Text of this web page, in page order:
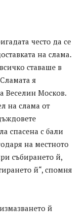
често да се
на слама.
ставаше в
я
Веселин Москов.
на слама от
спасена с бали
на местното
събирането й,
й“, спомня
й